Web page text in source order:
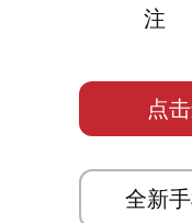
点
全新